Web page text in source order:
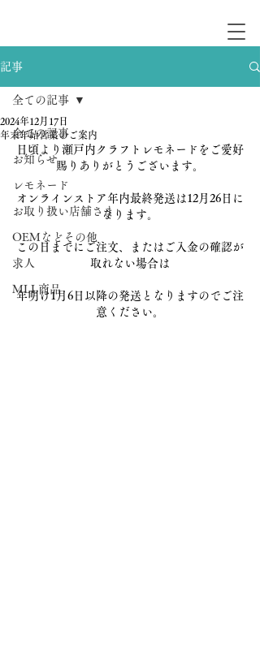
記事
全ての記事
お知らせ
レモネード
お取り扱い店舗さま
OEMなどその他
求人
MLL商品
全ての記事
年末年始営業のご案内
2024年12月17日
日頃より瀬戸内クラフトレモネードをご愛好
賜りありがとうございます。
オンラインストア年内最終発送は12月26日に
なります。
この日までにご注文、またはご入金の確認が
取れない場合は
年明け1月6日以降の発送となりますのでご注
意ください。